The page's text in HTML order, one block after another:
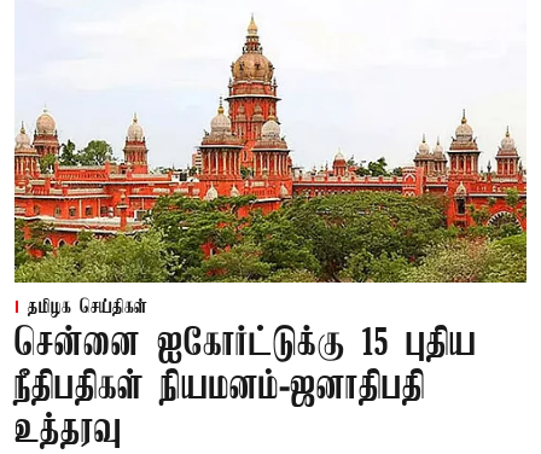
தமிழக செய்திகள்
சென்னை ஐகோர்ட்டுக்கு 15 புதிய
நீதிபதிகள் நியமனம்-ஜனாதிபதி
உத்தரவு